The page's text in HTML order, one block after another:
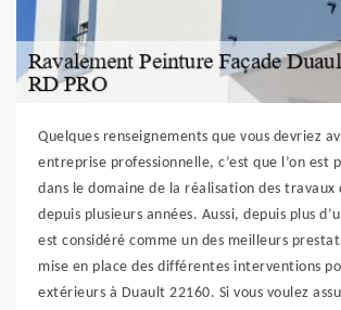
Quelques renseignements que vous devriez
entreprise professionnelle, c’est que l’on est
dans le domaine de la réalisation des travaux
depuis plusieurs années. Aussi, depuis plus
est considéré comme un des meilleurs
mise en place des différentes interventions
extérieurs à Duault 22160. Si vous voulez